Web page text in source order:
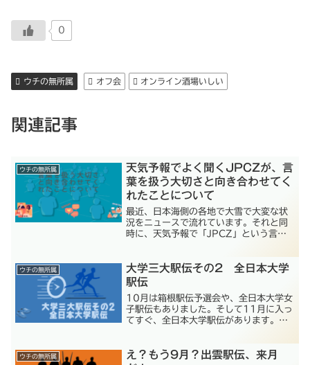
0
ウチの無所属 オフ会 オンライン酒場いしい
関連記事
ウチの無所属
天気予報でよく聞くJPCZが、言
葉を扱う大切さと向き合わせてく
れたことについて
最近、日本海側の各地で大雪で大変な状
況をニュースで流れています。それと同
時に、天気予報で「JPCZ」という言葉
なったのは、その発音「じぇいぴーしー
ぜっと」です。中学生の時、英語の授業
でたしか「Z」を「ずぃいー」と習った
はずなのに、なんで日本では「Z」を
「ぜっと」言うのか？そこで世界を見て
みたところ、「ぜっと」と発音する国が
結構あることを初めて知りました。主に
について掘り下げてみました。SNSなど
で交流をする機会が増えている昨今、私
ウチの無所属
大学三大駅伝その2 全日本大学
駅伝
10月は箱根駅伝予選会や、全日本大学女
子駅伝もありました。そして11月に入っ
てすぐ、全日本大学駅伝があります。毎
す。大会の正式名称は「秩父宮賜杯 全日
ウチの無所属
え？もう9月？出雲駅伝、来月